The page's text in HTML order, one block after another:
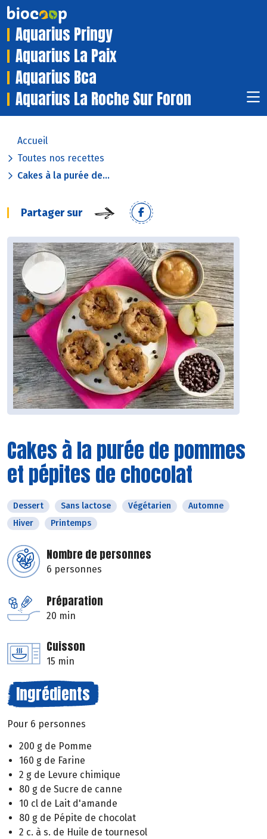
Aquarius Pringy
Aquarius La Paix
Aquarius Bca
Aquarius La Roche Sur Foron
Accueil
Toutes nos recettes
Cakes à la purée de...
Partager sur
Cakes à la purée de pommes
et pépites de chocolat
Dessert Sans lactose Végétarien
Automne
Hiver
Printemps
Nombre de personnes
6 personnes
Préparation
20 min
Cuisson
15 min
Ingrédients
Pour 6 personnes
200 g de Pomme
160 g de Farine
2 g de Levure chimique
80 g de Sucre de canne
10 cl de Lait d'amande
80 g de Pépite de chocolat
2 c. à s. de Huile de tournesol